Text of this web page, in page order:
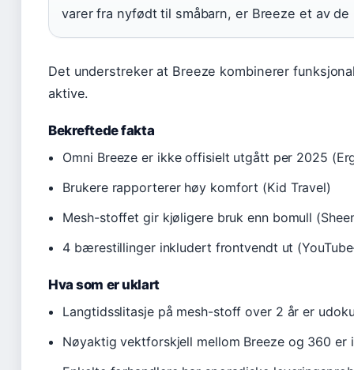
varer fra nyfødt til småbarn, er Breeze et av
Det understreker at Breeze kombinerer
aktive.
Bekreftede fakta
Omni Breeze er ikke offisielt utgått per 2025
Brukere rapporterer høy komfort (Kid Travel)
Mesh-stoffet gir kjøligere bruk enn bomull
4 bærestillinger inkludert frontvendt ut
Hva som er uklart
Langtidsslitasje på mesh-stoff over 2 år er
Nøyaktig vektforskjell mellom Breeze og 360 er